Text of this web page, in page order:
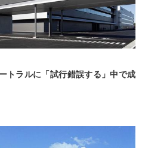
トラルに「試行錯誤する」中で成